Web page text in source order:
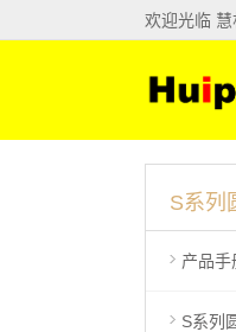
欢迎光临
S系列
产品手
S系列